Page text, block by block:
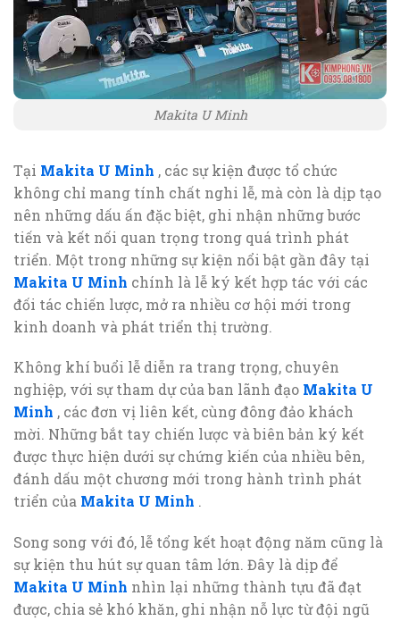
Makita U Minh
Tại Makita U Minh , các sự kiện được tổ chức
không chỉ mang tính chất nghi lễ, mà còn là dịp tạo
nên những dấu ấn đặc biệt, ghi nhận những bước
tiến và kết nối quan trọng trong quá trình phát
triển. Một trong những sự kiện nổi bật gần đây tại
Makita U Minh chính là lễ ký kết hợp tác với các
đối tác chiến lược, mở ra nhiều cơ hội mới trong
kinh doanh và phát triển thị trường.
Không khí buổi lễ diễn ra trang trọng, chuyên
nghiệp, với sự tham dự của ban lãnh đạo Makita U
Minh , các đơn vị liên kết, cùng đông đảo khách
mời. Những bắt tay chiến lược và biên bản ký kết
được thực hiện dưới sự chứng kiến của nhiều bên,
đánh dấu một chương mới trong hành trình phát
triển của Makita U Minh .
Song song với đó, lễ tổng kết hoạt động năm cũng là
sự kiện thu hút sự quan tâm lớn. Đây là dịp để
Makita U Minh nhìn lại những thành tựu đã đạt
được, chia sẻ khó khăn, ghi nhận nỗ lực từ đội ngũ